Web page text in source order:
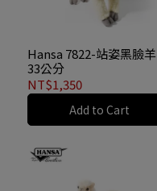
Hansa 7822-站姿黑臉羊
33公分
NT$1,350
Add to Cart